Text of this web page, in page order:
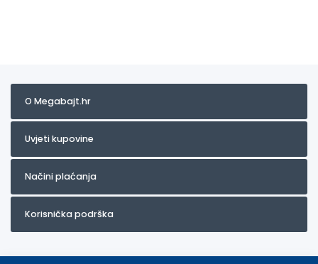
O Megabajt.hr
Uvjeti kupovine
Načini plaćanja
Korisnička podrška